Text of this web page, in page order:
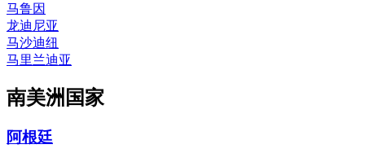
马鲁因
龙迪尼亚
马沙迪纽
马里兰迪亚
南美洲国家
阿根廷